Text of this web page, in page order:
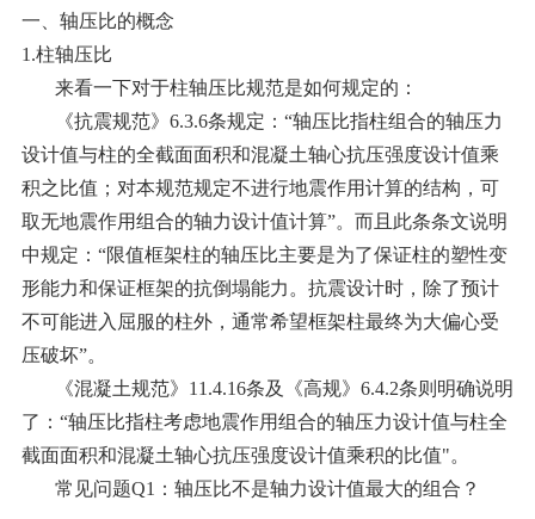
一、轴压比的概念
1.柱轴压比
来看一下对于柱轴压比规范是如何规定的：
《抗震规范》6.3.6条规定 ：“轴压比指柱组合的轴压力
设计值与柱的全截面面积和混凝土轴心抗压强度设计值乘
积之比值；对本规范规定不进行地震作用计算的结构，可
取无地震作用组合的轴力设计值计算”。 而且 此条条文说明
中规定：“限值框架柱的轴压比主要是为了保证柱的塑性变
形能力和保证框架的抗倒塌能力。抗震设计时，除了预计
不可能进入屈服的柱外，通常希望框架柱最终为大偏心受
压破坏”。
《混凝土规范》11.4.16条及《高规》6.4.2条则明确说明
了：“轴压比指柱考虑地震作用组合的轴压力设计值与柱全
截面面积和混凝土轴心抗压强度设计值乘积的比值"。
常见问题Q1：轴压比不是轴力设计值最大的组合？